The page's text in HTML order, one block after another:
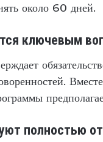
около 60 дней.
ключевым
полностью